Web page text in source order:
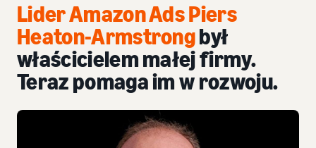
Lider Amazon Ads Piers
Heaton-Armstrongbył
właścicielem małej firmy.
Teraz pomaga im w rozwoju.